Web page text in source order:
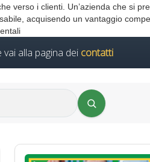
verso i clienti. Un’azienda che si
acquisendo un vantaggio
vai alla pagina dei contatti